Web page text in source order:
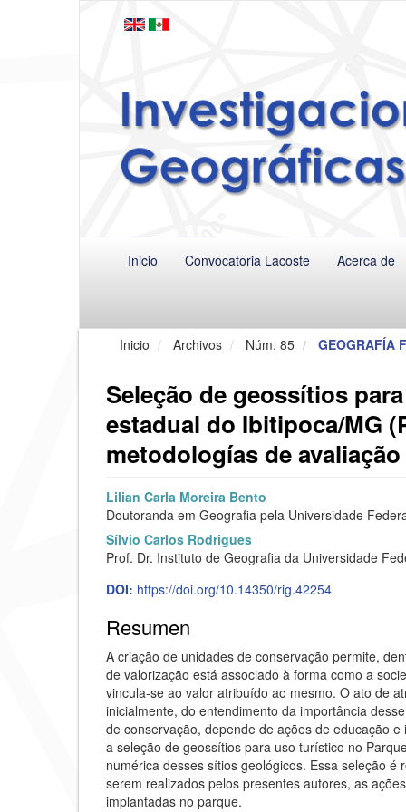
Inicio Convocatoria Lacoste Acerca de
Inicio Archivos Núm. 85 GEOGRAFÍA
Seleção de geossítios
estadual do Ibitipoca/MG
metodologías de
Barra
lateral
del
artículo
C
o
n
t
e
n
i
d
o
p
r
Lilian Carla Moreira Bento
Doutoranda em Geografia pela Universidade
Sílvio Carlos Rodrigues
Prof. Dr. Instituto de Geografia da Universidade
DOI: https://doi.org/10.14350/rig.42254
Resumen
A criação de unidades de conservação permite,
de valorização está associado à forma como a
vincula-se ao valor atribuído ao mesmo. O ato de
inicialmente, do entendimento da importância
de conservação, depende de ações de educação
a seleção de geossítios para uso turístico no
numérica desses sítios geológicos. Essa seleção
serem realizados pelos presentes autores, as
implantadas no parque.